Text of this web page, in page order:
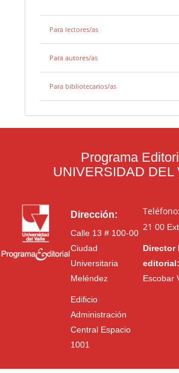
Para lectores/as
Para autores/as
Para bibliotecarios/as
Programa
UNIVERSIDAD DEL
Dirección:
Calle 13 # 100-00
Ciudad
Universitaria
Meléndez
Edificio
Administración
Central Espacio
1001
21 00
Director
editorial:
Escobar